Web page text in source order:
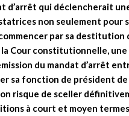
d’arrêt qui déclencherait
non seulement pour
par sa destitution
Cour constitutionnelle, une
du mandat d’arrêt
sa fonction de président
risque de sceller
à court et moyen